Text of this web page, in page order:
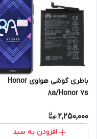
باطری گوشی هواوی Honor
8a/Honor 7s
2,250,000
افزودن به سبد